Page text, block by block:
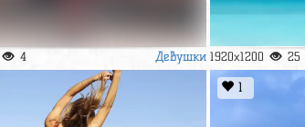
4 Девушки 1920x1200 25
1